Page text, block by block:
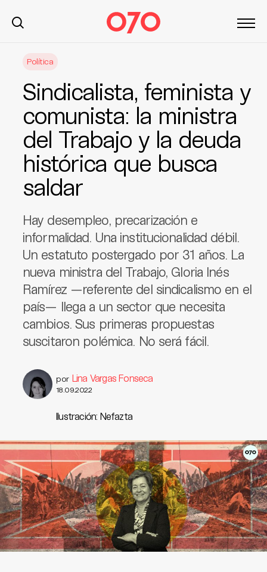
Política
Sindicalista, feminista y
comunista: la ministra
del Trabajo y la deuda
histórica que busca
saldar
Hay desempleo, precarización e
informalidad. Una institucionalidad débil.
Un estatuto postergado por 31 años. La
nueva ministra del Trabajo, Gloria Inés
Ramírez —referente del sindicalismo en el
país— llega a un sector que necesita
cambios. Sus primeras propuestas
suscitaron polémica. No será fácil.
por Lina Vargas Fonseca
18.09.2022
Ilustración: Nefazta